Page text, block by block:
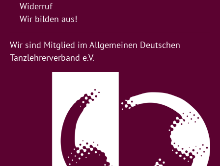
Widerruf
Wir bilden aus!
Wir sind Mitglied im Allgemeinen Deutschen
Tanzlehrerverband e.V.